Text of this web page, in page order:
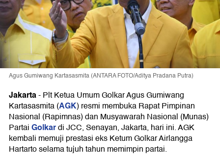
Agus Gumiwang Kartasasmita (ANTARA FOTO/Aditya Pradana Putra)
Jakarta-Plt Ketua Umum Golkar Agus Gumiwang
Kartasasmita (AGK) resmi membuka Rapat Pimpinan
Nasional (Rapimnas) dan Musyawarah Nasional (Munas)
PartaiGolkardi JCC, Senayan, Jakarta, hari ini. AGK
kembali memuji prestasi eks Ketum Golkar Airlangga
Hartarto selama tujuh tahun memimpin partai.